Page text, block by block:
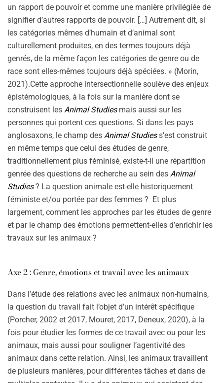
un rapport de pouvoir et comme une manière privilégiée de
signifier d’autres rapports de pouvoir. […] Autrement dit, si
les catégories mêmes d’humain et d’animal sont
culturellement produites, en des termes toujours déjà
genrés, de la même façon les catégories de genre ou de
race sont elles-mêmes toujours déjà spéciées. » (Morin,
2021).Cette approche intersectionnelle soulève des enjeux
épistémologiques, à la fois sur la manière dont se
construisent les Animal Studiesmais aussi sur les
personnes qui portent ces questions. Si dans les pays
anglosaxons, le champ des Animal Studiess’est construit
en même temps que celui des études de genre,
traditionnellement plus féminisé, existe-t-il une répartition
genrée des questions de recherche au sein des Animal
Studies? La question animale est-elle historiquement
féministe et/ou portée par des femmes ? Et plus
largement, comment les approches par les études de genre
et par le champ des émotions permettent-elles d’enrichir les
travaux sur les animaux ?
Axe 2 : Genre, émotions et travail avec les animaux
Dans l’étude des relations avec les animaux non-humains,
la question du travail fait l’objet d’un intérêt spécifique
(Porcher, 2002 et 2017, Mouret, 2017, Deneux, 2020), à la
fois pour étudier les formes de ce travail avec ou pour les
animaux, mais aussi pour souligner l’agentivité des
animaux dans cette relation. Ainsi, les animaux travaillent
de plusieurs manières, pour différentes tâches et dans de